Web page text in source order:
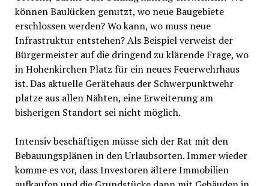
können Baulücken genutzt, wo neue Baugebiete
erschlossen werden? Wo kann, wo muss neue
Infrastruktur entstehen? Als Beispiel verweist der
Bürgermeister auf die dringend zu klärende Frage, wo
in Hohenkirchen Platz für ein neues Feuerwehrhaus
ist. Das aktuelle Gerätehaus der Schwerpunktwehr
platze aus allen Nähten, eine Erweiterung am
bisherigen Standort sei nicht möglich.
Intensiv beschäftigen müsse sich der Rat mit den
Bebauungsplänen in den Urlaubsorten. Immer wieder
komme es vor, dass Investoren ältere Immobilien